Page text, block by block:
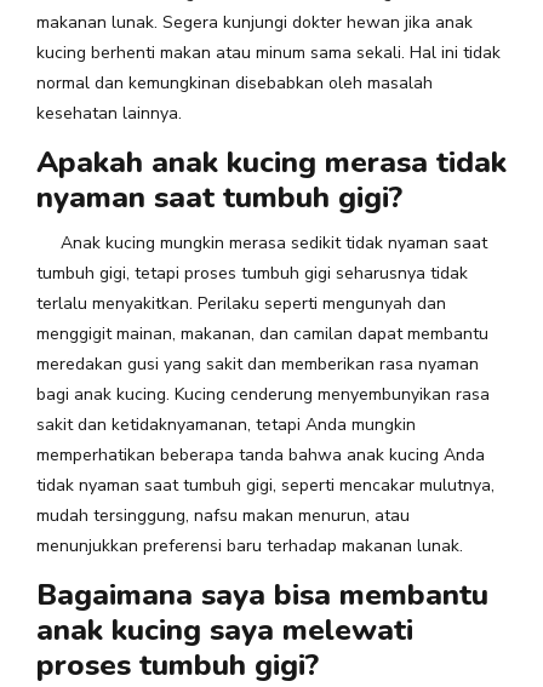
makanan lunak. Segera kunjungi dokter hewan jika anak
kucing berhenti makan atau minum sama sekali. Hal ini tidak
normal dan kemungkinan disebabkan oleh masalah
kesehatan lainnya.
Apakah anak kucing merasa tidak
nyaman saat tumbuh gigi?
Anak kucing mungkin merasa sedikit tidak nyaman saat
tumbuh gigi, tetapi proses tumbuh gigi seharusnya tidak
terlalu menyakitkan. Perilaku seperti mengunyah dan
menggigit mainan, makanan, dan camilan dapat membantu
meredakan gusi yang sakit dan memberikan rasa nyaman
bagi anak kucing. Kucing cenderung menyembunyikan rasa
sakit dan ketidaknyamanan, tetapi Anda mungkin
memperhatikan beberapa tanda bahwa anak kucing Anda
tidak nyaman saat tumbuh gigi, seperti mencakar mulutnya,
mudah tersinggung, nafsu makan menurun, atau
menunjukkan preferensi baru terhadap makanan lunak.
Bagaimana saya bisa membantu
anak kucing saya melewati
proses tumbuh gigi?